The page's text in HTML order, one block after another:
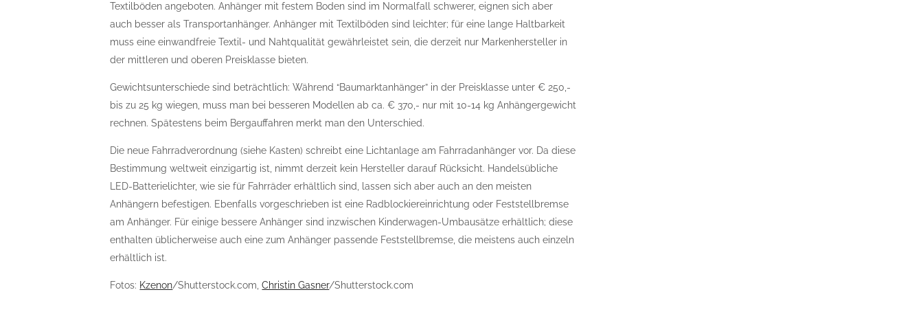
Textilböden angeboten. Anhänger mit festem Boden sind im Normalfall schwerer, eignen sich aber
auch besser als Transportanhänger. Anhänger mit Textilböden sind leichter; für eine lange Haltbarkeit
muss eine einwandfreie Textil- und Nahtqualität gewährleistet sein, die derzeit nur Markenhersteller in
der mittleren und oberen Preisklasse bieten.
Gewichtsunterschiede sind beträchtlich: Während “Baumarktanhänger” in der Preisklasse unter € 250,-
bis zu 25 kg wiegen, muss man bei besseren Modellen ab ca. € 370,- nur mit 10-14 kg Anhängergewicht
rechnen. Spätestens beim Bergauffahren merkt man den Unterschied.
Die neue Fahrradverordnung (siehe Kasten) schreibt eine Lichtanlage am Fahrradanhänger vor. Da diese
Bestimmung weltweit einzigartig ist, nimmt derzeit kein Hersteller darauf Rücksicht. Handelsübliche
LED-Batterielichter, wie sie für Fahrräder erhältlich sind, lassen sich aber auch an den meisten
Anhängern befestigen. Ebenfalls vorgeschrieben ist eine Radblockiereinrichtung oder Feststellbremse
am Anhänger. Für einige bessere Anhänger sind inzwischen Kinderwagen-Umbausätze erhältlich; diese
enthalten üblicherweise auch eine zum Anhänger passende Feststellbremse, die meistens auch einzeln
erhältlich ist.
Fotos: Kzenon/Shutterstock.com,Christin Gasner/Shutterstock.com